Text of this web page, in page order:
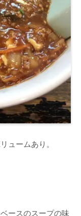
ュームあり。
ースのスープの味